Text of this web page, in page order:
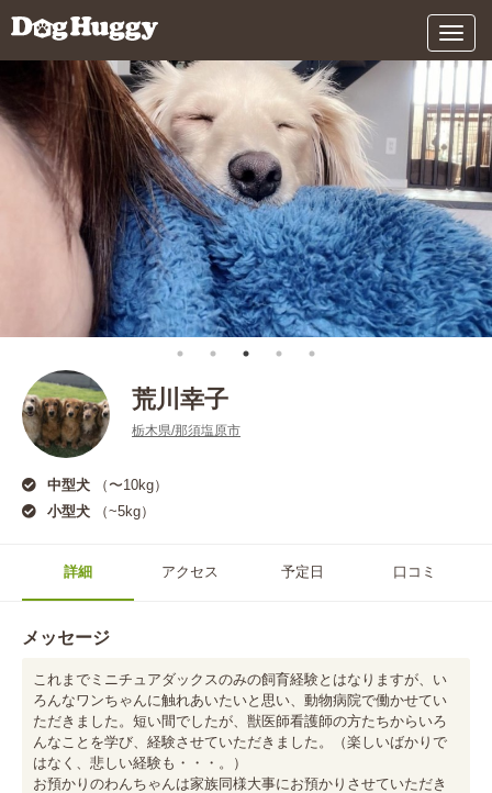
メ
ニ
ー
荒川幸子
栃木県/那須塩原市
中型犬
（〜10kg）
小型犬
（~5kg）
詳細 アクセス 予定日 口コミ
メッセージ
これまでミニチュアダックスのみの飼育経験とはなりますが、い
ろんなワンちゃんに触れあいたいと思い、動物病院で働かせてい
ただきました。短い間でしたが、獣医師看護師の方たちからいろ
んなことを学び、経験させていただきました。（楽しいばかりで
はなく、悲しい経験も・・・。）
お預かりのわんちゃんは家族同様大事にお預かりさせていただき